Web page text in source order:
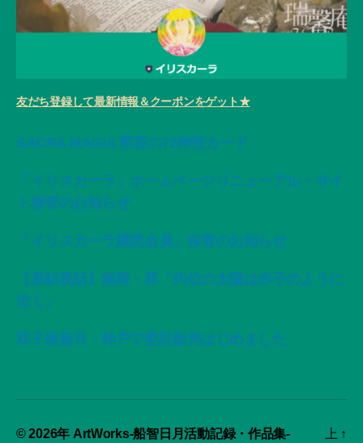
友だち登録して最新情報＆クーポンをゲット★
SACRA MAGIA 変容の72神性カード
「イリスカーラ」ホームページリニューアル・サイ
ト移管のお知らせ
「イリスカーラ購読会員」移管のお知らせ
【星紡夜話】無限・昇「灼位の太陽は赤子のように
泣く」
双子座新月・神戸で委託販売はじめました
© 2026年 ArtWorks-船智日月活動記録・作品集- 上 ↑